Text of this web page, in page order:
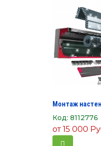
Монтаж
Код: 8112776
от15 000